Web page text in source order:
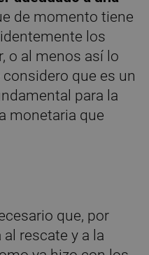
de momento tiene
los
o al menos así lo
que es un
para la
monetaria que
que, por
rescate y a la